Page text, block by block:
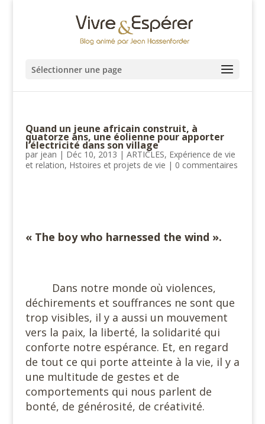
Sélectionner une page
Quand un jeune africain construit, à
quatorze ans, une éolienne pour apporter
l’électricité dans son village
par jean | Déc 10, 2013 | ARTICLES, Expérience de vie
et relation, Hstoires et projets de vie | 0 commentaires
« The boy who harnessed the wind ».
Dans notre monde où violences,
déchirements et souffrances ne sont que
trop visibles, il y a aussi un mouvement
vers la paix, la liberté, la solidarité qui
conforte notre espérance. Et, en regard
de tout ce qui porte atteinte à la vie, il y a
une multitude de gestes et de
comportements qui nous parlent de
bonté, de générosité, de créativité.